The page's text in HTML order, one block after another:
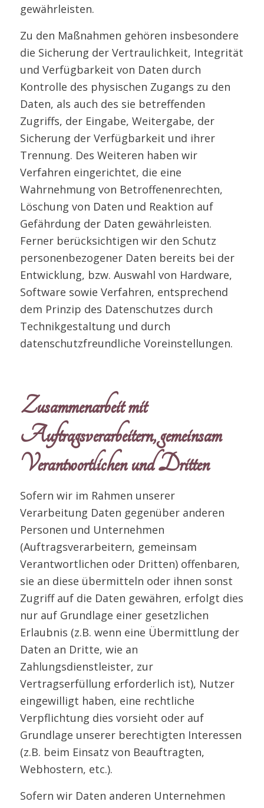
gewährleisten.
Zu den Maßnahmen gehören insbesondere
die Sicherung der Vertraulichkeit, Integrität
und Verfügbarkeit von Daten durch
Kontrolle des physischen Zugangs zu den
Daten, als auch des sie betreffenden
Zugriffs, der Eingabe, Weitergabe, der
Sicherung der Verfügbarkeit und ihrer
Trennung. Des Weiteren haben wir
Verfahren eingerichtet, die eine
Wahrnehmung von Betroffenenrechten,
Löschung von Daten und Reaktion auf
Gefährdung der Daten gewährleisten.
Ferner berücksichtigen wir den Schutz
personenbezogener Daten bereits bei der
Entwicklung, bzw. Auswahl von Hardware,
Software sowie Verfahren, entsprechend
dem Prinzip des Datenschutzes durch
Technikgestaltung und durch
datenschutzfreundliche Voreinstellungen.
Zusammenarbeit mit
Auftragsverarbeitern, gemeinsam
Verantwortlichen und Dritten
Sofern wir im Rahmen unserer
Verarbeitung Daten gegenüber anderen
Personen und Unternehmen
(Auftragsverarbeitern, gemeinsam
Verantwortlichen oder Dritten) offenbaren,
sie an diese übermitteln oder ihnen sonst
Zugriff auf die Daten gewähren, erfolgt dies
nur auf Grundlage einer gesetzlichen
Erlaubnis (z.B. wenn eine Übermittlung der
Daten an Dritte, wie an
Zahlungsdienstleister, zur
Vertragserfüllung erforderlich ist), Nutzer
eingewilligt haben, eine rechtliche
Verpflichtung dies vorsieht oder auf
Grundlage unserer berechtigten Interessen
(z.B. beim Einsatz von Beauftragten,
Webhostern, etc.).
Sofern wir Daten anderen Unternehmen